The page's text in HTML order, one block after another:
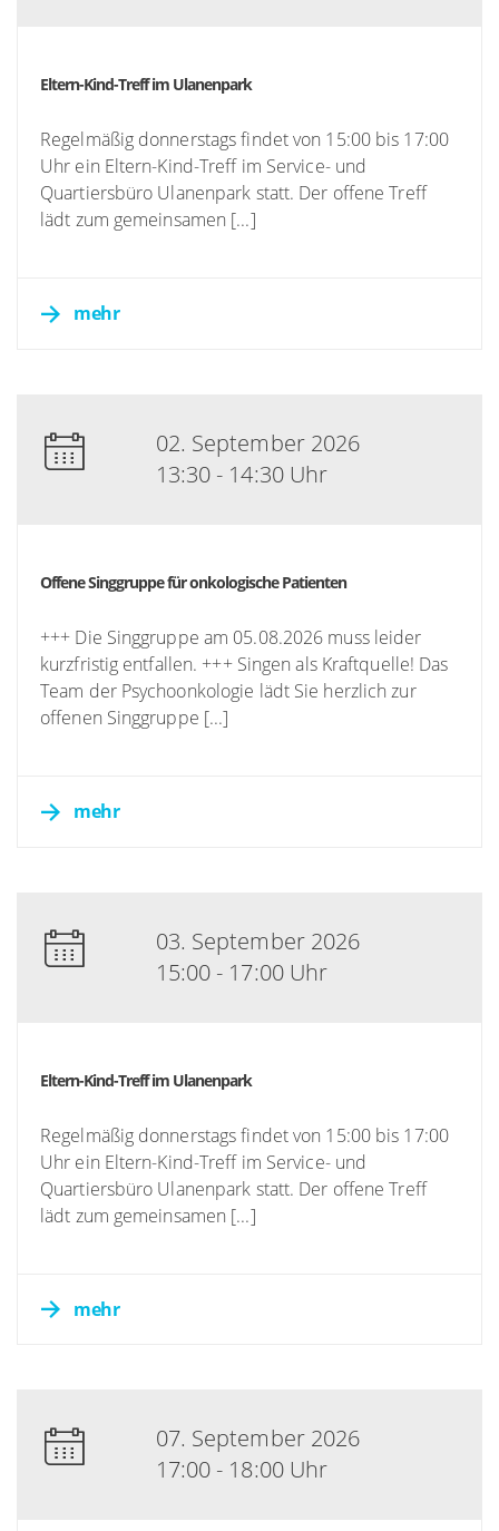
Eltern-Kind-Treff im Ulanenpark
Regelmäßig donnerstags findet von 15:00 bis 17:00
Uhr ein Eltern-Kind-Treff im Service- und
Quartiersbüro Ulanenpark statt. Der offene Treff
lädt zum gemeinsamen [...]
mehr
02. September 2026
13:30 - 14:30 Uhr
Offene Singgruppe für onkologische Patienten
+++ Die Singgruppe am 05.08.2026 muss leider
kurzfristig entfallen. +++ Singen als Kraftquelle! Das
Team der Psychoonkologie lädt Sie herzlich zur
offenen Singgruppe [...]
mehr
03. September 2026
15:00 - 17:00 Uhr
Eltern-Kind-Treff im Ulanenpark
Regelmäßig donnerstags findet von 15:00 bis 17:00
Uhr ein Eltern-Kind-Treff im Service- und
Quartiersbüro Ulanenpark statt. Der offene Treff
lädt zum gemeinsamen [...]
mehr
07. September 2026
17:00 - 18:00 Uhr